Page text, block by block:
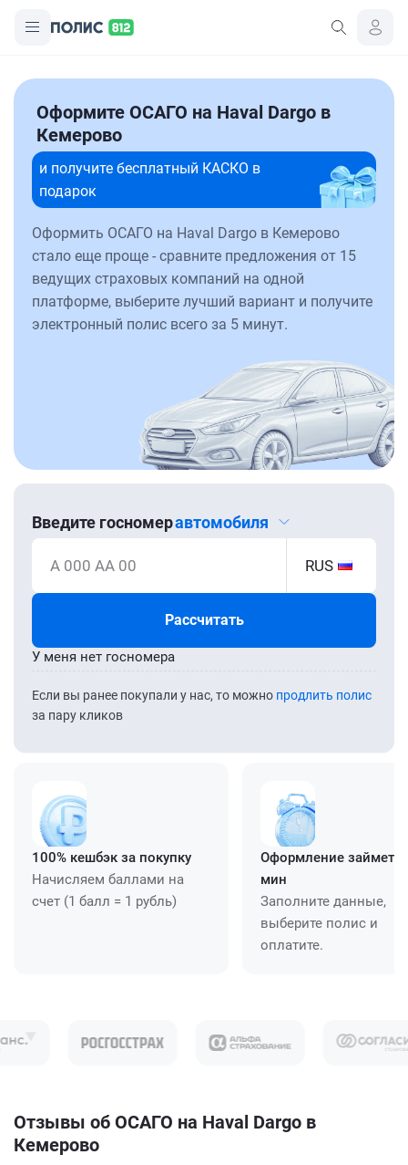
Оформите ОСАГО на Haval Dargo в
Кемерово
и получите бесплатный КАСКО в
подарок
Оформить ОСАГО на Haval Dargo в Кемерово
стало еще проще - сравните предложения от 15
ведущих страховых компаний на одной
платформе, выберите лучший вариант и получите
электронный полис всего за 5 минут.
Введите госномеравтомобиля
А 000 АА 00 RUS
Рассчитать
Если вы ранее покупали у нас, то можно продлить полис
за пару кликов
У меня нет госномера
100% кешбэк за покупку
Начисляем баллами на
счет (1 балл = 1 рубль)
Оформление займет
мин
Заполните данные,
выберите полис и
оплатите.
Отзывы об ОСАГО на Haval Dargo в
Кемерово